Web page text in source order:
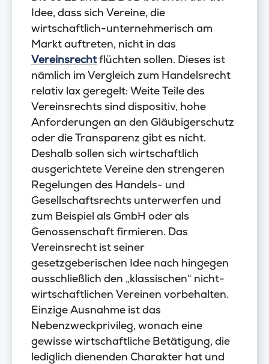
Idee, dass sich Vereine, die
wirtschaftlich-unternehmerisch am
Markt auftreten, nicht in das
Vereinsrechtflüchten sollen. Dieses ist
nämlich im Vergleich zum Handelsrecht
relativ lax geregelt: Weite Teile des
Vereinsrechts sind dispositiv, hohe
Anforderungen an den Gläubigerschutz
oder die Transparenz gibt es nicht.
Deshalb sollen sich wirtschaftlich
ausgerichtete Vereine den strengeren
Regelungen des Handels- und
Gesellschaftsrechts unterwerfen und
zum Beispiel als GmbH oder als
Genossenschaft firmieren. Das
Vereinsrecht ist seiner
gesetzgeberischen Idee nach hingegen
ausschließlich den „klassischen“ nicht-
wirtschaftlichen Vereinen vorbehalten.
Einzige Ausnahme ist das
Nebenzweckprivileg, wonach eine
gewisse wirtschaftliche Betätigung, die
lediglich dienenden Charakter hat und